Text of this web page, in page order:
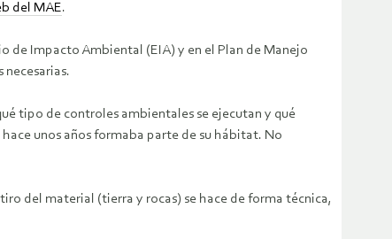
del MAE.
de Impacto Ambiental (EIA) y en el Plan de Manejo
tipo de controles ambientales se ejecutan y qué
unos años formaba parte de su hábitat. No
del material (tierra y rocas) se hace de forma técnica,